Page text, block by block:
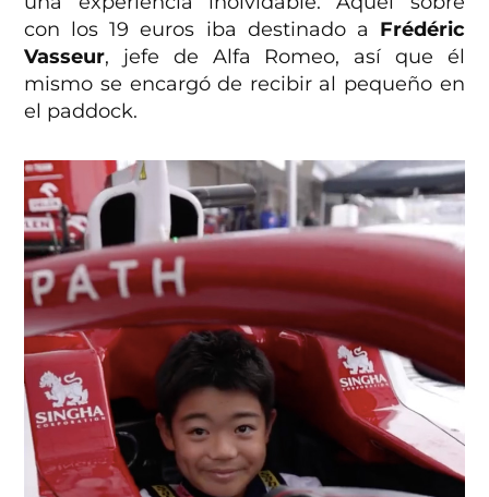
con los 19 euros iba destinado a Frédéric
Vasseur, jefe de Alfa Romeo, así que él
mismo se encargó de recibir al pequeño en
el paddock.